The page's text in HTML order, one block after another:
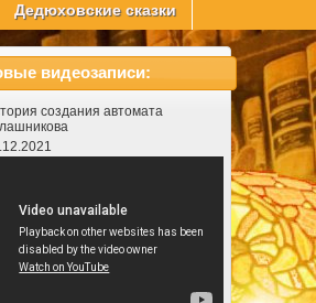
Дедюховские сказки
видеозаписи:
создания автомата